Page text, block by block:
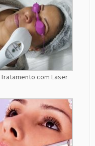
Tratamento com Laser